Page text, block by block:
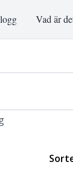
Vad är